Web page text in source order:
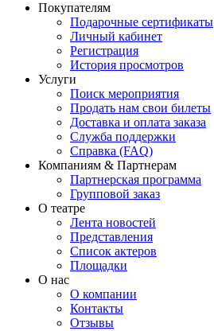
Покупателям
Подарочные сертификаты
Личный кабинет
Регистрация
История просмотров
Услуги
Поиск мероприятия
Продать нам свои билеты
Доставка и оплата заказа
Служба поддержки
Справка (FAQ)
Компаниям & Партнерам
Партнерская программа
Групповой заказ
О театре
Лента новостей
Представления
Список актеров
Площадки
О нас
О компании
Контакты
Отзывы